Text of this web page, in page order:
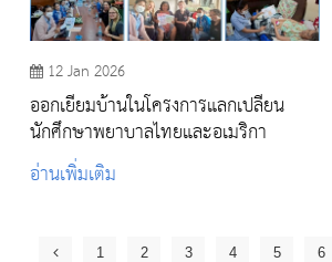
12 Jan 2026
ออกเยี่ยมบ้านในโครงการแลกเปลี่ยน
นักศึกษาพยาบาลไทยและอเมริกา
อ่านเพิ่มเติม
1 2 3 4 5 6